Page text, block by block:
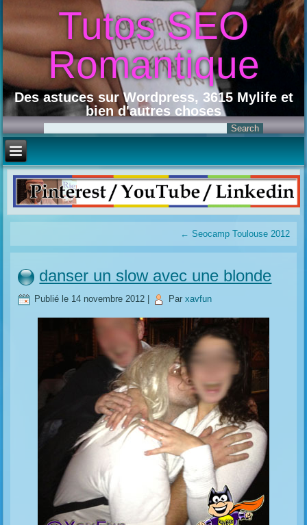
Tutos SEO
Romantique
Des astuces sur Wordpress, 3615 Mylife et
bien d'autres choses
← Seocamp Toulouse 2012
danser un slow avec une blonde
Publié le 14 novembre 2012 Par xavfun